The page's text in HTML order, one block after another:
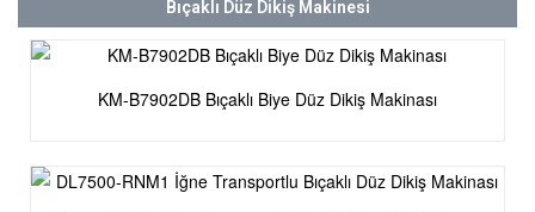
Bıçaklı Düz Dikiş Makinesi
KM-B7902DB Bıçaklı Biye Düz Dikiş Makinası